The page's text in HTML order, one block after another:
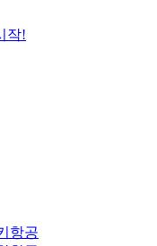
작!
항공